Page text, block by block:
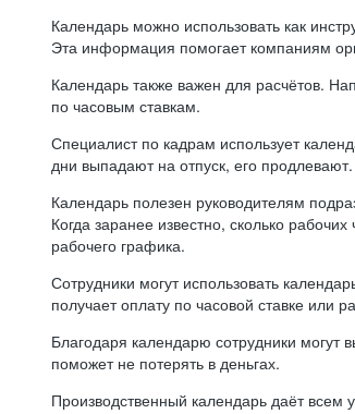
Календарь можно использовать как
Эта информация помогает компаниям
Календарь также важен для расчётов.
по часовым ставкам.
Специалист по кадрам использует
дни выпадают на отпуск, его продлевают.
Календарь полезен руководителям
Когда заранее известно, сколько
рабочего графика.
Сотрудники могут использовать
получает оплату по часовой ставке или
Благодаря календарю сотрудники
поможет не потерять в деньгах.
Производственный календарь даёт всем